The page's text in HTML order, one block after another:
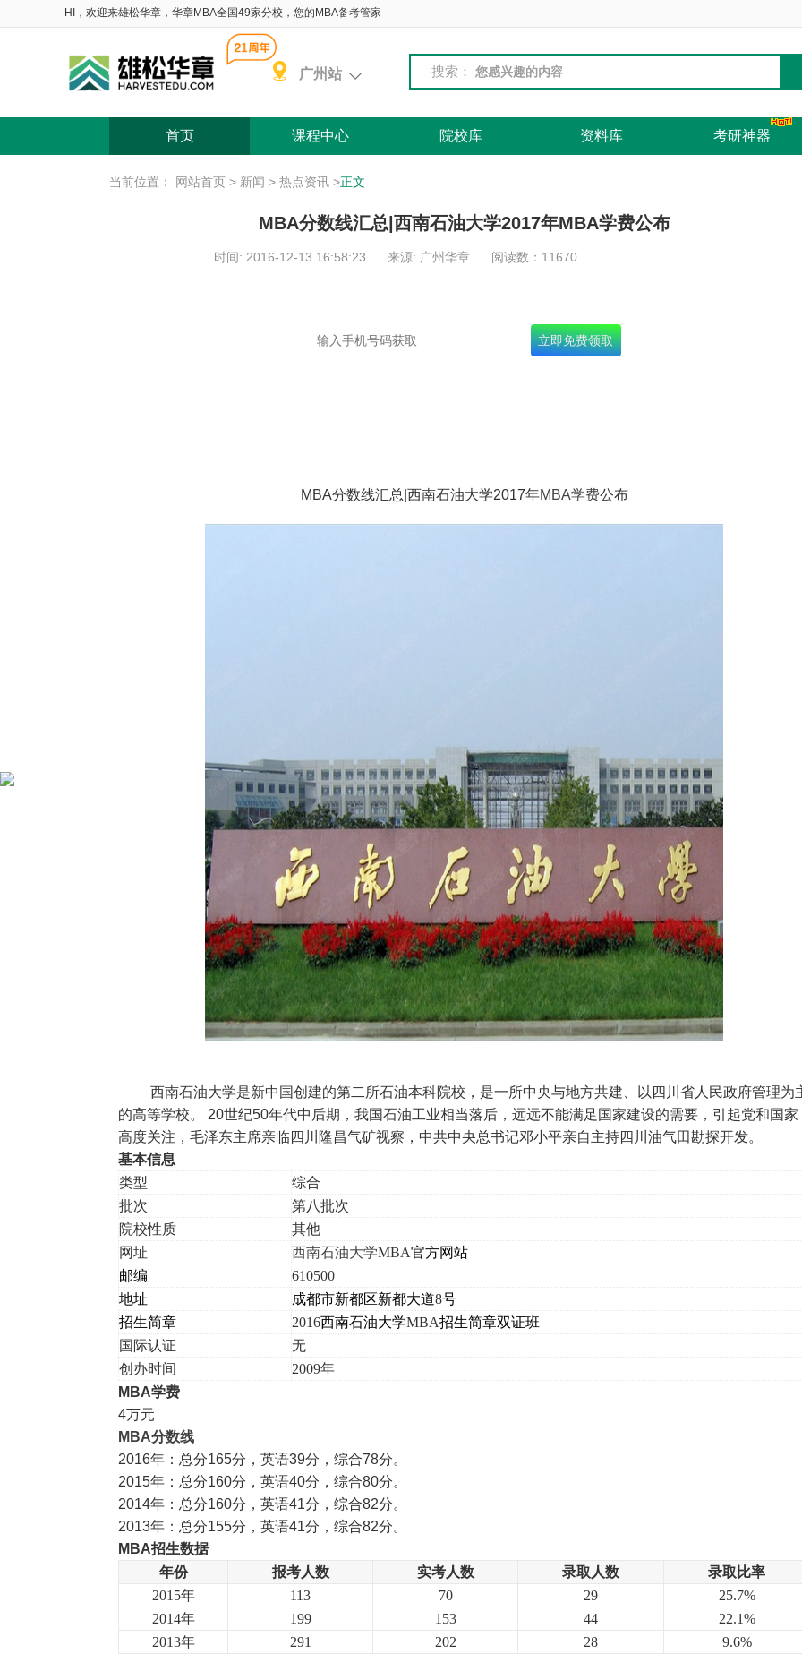
HI，欢迎来雄松华章，华章MBA全国49家分校，您的MBA备考管家
广州站 搜索：
首页 课程中心 院校库 资料库 考研神器
当前位置： 网站首页 > 新闻 > 热点资讯 >正文
MBA分数线汇总|西南石油大学2017年MBA学费公布
时间: 2016-12-13 16:58:23 来源: 广州华章 阅读数： 11670
MBA分数线汇总|西南石油大学2017年MBA学费公布
西南石油大学是新中国创建的第二所石油本科院校，是一所中央与地方共建、以四川省人民政府管理为
的高等学校。 20世纪50年代中后期，我国石油工业相当落后，远远不能满足国家建设的需要，引起党和国家
高度关注，毛泽东主席亲临四川隆昌气矿视察，中共中央总书记邓小平亲自主持四川油气田勘探开发。
基本信息
类型
综合
批次
第八批次
院校性质
其他
网址
西南石油大学MBA官方网站
邮编
610500
地址
成都市新都区新都大道8号
招生简章
2016西南石油大学MBA招生简章双证班
国际认证
无
创办时间
2009年
MBA学费
4万元
MBA分数线
2016年：总分165分，英语39分，综合78分。
2015年：总分160分，英语40分，综合80分。
2014年：总分160分，英语41分，综合82分。
2013年：总分155分，英语41分，综合82分。
MBA招生数据
年份
报考人数 实考人数 录取人数
录取比率
2015年 113 70 29
25.7%
2014年 199 153 44
22.1%
2013年 291 202 28 9.6%